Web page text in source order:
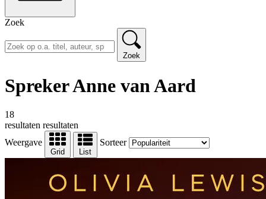
Zoek
Zoek
Spreker Anne van Aard
18
resultaten resultaten
Weergave
Grid List
Sorteer